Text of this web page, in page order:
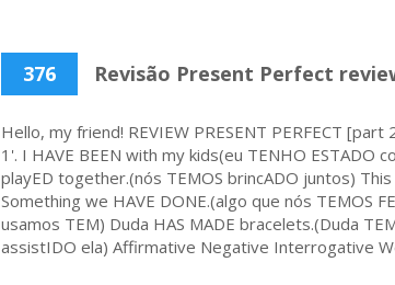
376 Revisão Present Perfect
Hello, my friend! REVIEW PRESENT PERFECT
1'. I HAVE BEEN with my kids(eu TENHO ESTADO
playED together.(nós TEMOS brincADO juntos)
Something we HAVE DONE.(algo que nós TEMOS
usamos TEM) Duda HAS MADE bracelets.(Duda
assistIDO ela) Affirmative Negative Interrogative